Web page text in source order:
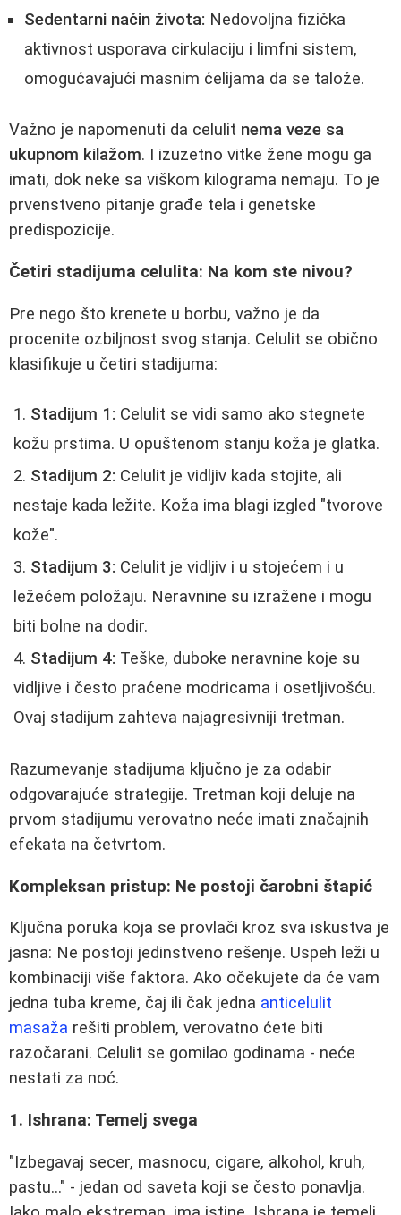
Sedentarni način života: Nedovoljna fizička
aktivnost usporava cirkulaciju i limfni sistem,
omogućavajući masnim ćelijama da se talože.
Važno je napomenuti da celulit nema veze sa
ukupnom kilažom. I izuzetno vitke žene mogu ga
imati, dok neke sa viškom kilograma nemaju. To je
prvenstveno pitanje građe tela i genetske
predispozicije.
Četiri stadijuma celulita: Na kom ste nivou?
Pre nego što krenete u borbu, važno je da
procenite ozbiljnost svog stanja. Celulit se obično
klasifikuje u četiri stadijuma:
Stadijum 1: Celulit se vidi samo ako stegnete
kožu prstima. U opuštenom stanju koža je glatka.
Stadijum 2: Celulit je vidljiv kada stojite, ali
nestaje kada ležite. Koža ima blagi izgled "tvorove
kože".
Stadijum 3: Celulit je vidljiv i u stojećem i u
ležećem položaju. Neravnine su izražene i mogu
biti bolne na dodir.
Stadijum 4: Teške, duboke neravnine koje su
vidljive i često praćene modricama i osetljivošću.
Ovaj stadijum zahteva najagresivniji tretman.
Razumevanje stadijuma ključno je za odabir
odgovarajuće strategije. Tretman koji deluje na
prvom stadijumu verovatno neće imati značajnih
efekata na četvrtom.
Kompleksan pristup: Ne postoji čarobni štapić
Ključna poruka koja se provlači kroz sva iskustva je
jasna: Ne postoji jedinstveno rešenje. Uspeh leži u
kombinaciji više faktora. Ako očekujete da će vam
jedna tuba kreme, čaj ili čak jedna anticelulit
masaža rešiti problem, verovatno ćete biti
razočarani. Celulit se gomilao godinama - neće
nestati za noć.
1. Ishrana: Temelj svega
"Izbegavaj secer, masnocu, cigare, alkohol, kruh,
pastu..." - jedan od saveta koji se često ponavlja.